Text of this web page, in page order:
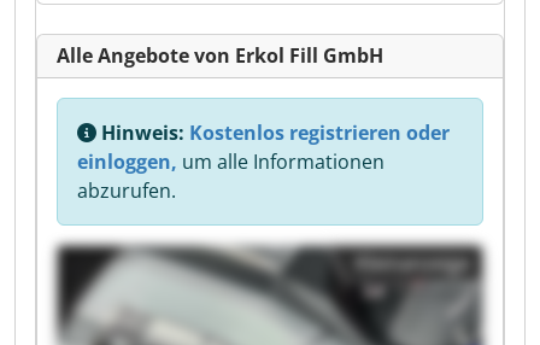
Alle Angebote von Erkol Fill GmbH
Hinweis: Kostenlos registrieren oder
einloggen, um alle Informationen
abzurufen.
Kleinanzeige